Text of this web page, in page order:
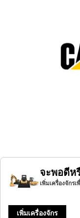
จะพอดีห
เพิ่มเครื่องจักร
เพิ่มเครื่องจักร